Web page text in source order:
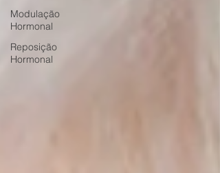
Modulação
Hormonal
Reposição
Hormonal